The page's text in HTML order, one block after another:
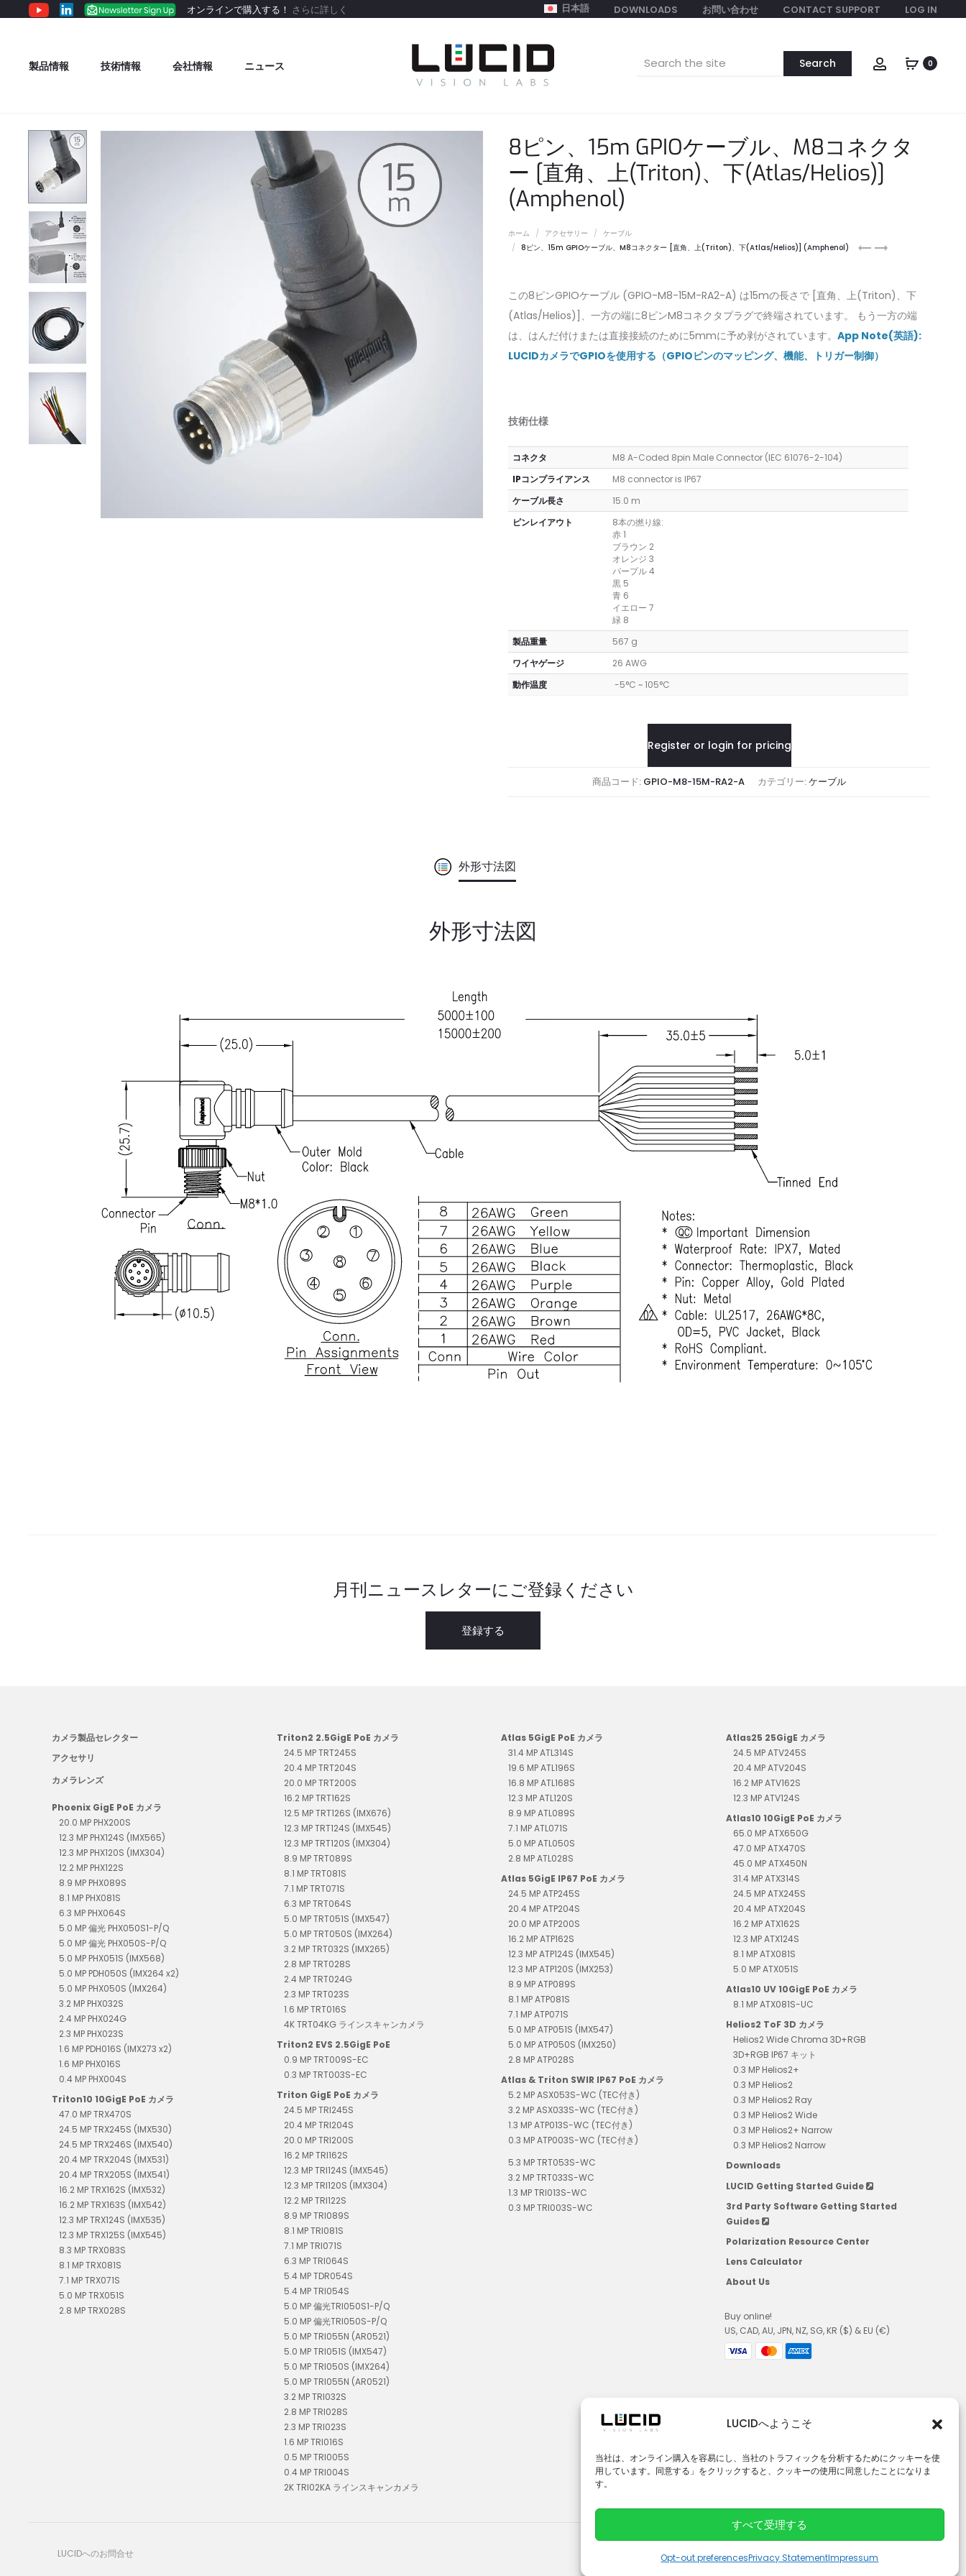
LUCIDへようこそ
当社は、オンライン購入を容易にし、当社のトラフィックを分析するためにクッキーを使
用しています。同意する」をクリックすると、クッキーの使用に同意したことになりま
す。
すべて受理する
Opt-out preferencesPrivacy StatementImpressum
オンラインで購入する！ さらに詳しく 日本語 DOWNLOADS お問い合わせ CONTACT SUPPORT LOG IN
製品情報 技術情報 会社情報 ニュース
Search
Account0
8ピン、15m GPIOケーブル、M8コネクタ
ー [直角、上(Triton)、下(Atlas/Helios)]
(Amphenol)
ホーム アクセサリー
ケーブル
8ピン、15m GPIOケーブル、M8コネクター [直角、上(Triton)、下(Atlas/Helios)] (Amphenol)
8
5.0m
GPIO
ケ
ー
ル、
ー
上]
2m,
ー
ル
ブ
ッ
加
折
この8ピンGPIOケーブル (GPIO-M8-15M-RA2-A) は15mの長さで [直角、上(Triton)、下
(Atlas/Helios)]、一方の端に8ピンM8コネクタプラグで終端されています。 もう一方の端
は、はんだ付けまたは直接接続のために5mmに予め剥がされています。App Note(英語):
LUCIDカメラでGPIOを使用する（GPIOピンのマッピング、機能、トリガー制御）
技術仕様
コネクタ
M8 A-Coded 8pin Male Connector (IEC 61076-2-104)
IPコンプライアンス
M8 connector is IP67
ケーブル長さ
15.0 m
ピンレイアウト
8本の撚り線:
赤 1
ブラウン 2
オレンジ 3
パープル 4
黒 5
青 6
イエロー 7
緑 8
製品重量
567 g
ワイヤゲージ
26 AWG
動作温度
-5°C ~ 105°C
Register or login for pricing
商品コード: GPIO-M8-15M-RA2-A カテゴリー:ケーブル
外形寸法図
外形寸法図
月刊ニュースレターにご登録ください
登録する
カメラ製品セレクター
アクセサリ
カメラレンズ
Phoenix GigE PoE カメラ
20.0 MP PHX200S
12.3 MP PHX124S (IMX565)
12.3 MP PHX120S (IMX304)
12.2 MP PHX122S
8.9 MP PHX089S
8.1 MP PHX081S
6.3 MP PHX064S
5.0 MP 偏光 PHX050S1-P/Q
5.0 MP 偏光 PHX050S-P/Q
5.0 MP PHX051S (IMX568)
5.0 MP PDH050S (IMX264 x2)
5.0 MP PHX050S (IMX264)
3.2 MP PHX032S
2.4 MP PHX024G
2.3 MP PHX023S
1.6 MP PDH016S (IMX273 x2)
1.6 MP PHX016S
0.4 MP PHX004S
Triton10 10GigE PoE カメラ
47.0 MP TRX470S
24.5 MP TRX245S (IMX530)
24.5 MP TRX246S (IMX540)
20.4 MP TRX204S (IMX531)
20.4 MP TRX205S (IMX541)
16.2 MP TRX162S (IMX532)
16.2 MP TRX163S (IMX542)
12.3 MP TRX124S (IMX535)
12.3 MP TRX125S (IMX545)
8.3 MP TRX083S
8.1 MP TRX081S
7.1 MP TRX071S
5.0 MP TRX051S
2.8 MP TRX028S
Triton2 2.5GigE PoE カメラ
24.5 MP TRT245S
20.4 MP TRT204S
20.0 MP TRT200S
16.2 MP TRT162S
12.5 MP TRT126S (IMX676)
12.3 MP TRT124S (IMX545)
12.3 MP TRT120S (IMX304)
8.9 MP TRT089S
8.1 MP TRT081S
7.1 MP TRT071S
6.3 MP TRT064S
5.0 MP TRT051S (IMX547)
5.0 MP TRT050S (IMX264)
3.2 MP TRT032S (IMX265)
2.8 MP TRT028S
2.4 MP TRT024G
2.3 MP TRT023S
1.6 MP TRT016S
4K TRT04KG ラインスキャンカメラ
Triton2 EVS 2.5GigE PoE
0.9 MP TRT009S-EC
0.3 MP TRT003S-EC
Triton GigE PoE カメラ
24.5 MP TRI245S
20.4 MP TRI204S
20.0 MP TRI200S
16.2 MP TRI162S
12.3 MP TRI124S (IMX545)
12.3 MP TRI120S (IMX304)
12.2 MP TRI122S
8.9 MP TRI089S
8.1 MP TRI081S
7.1 MP TRI071S
6.3 MP TRI064S
5.4 MP TDR054S
5.4 MP TRI054S
5.0 MP 偏光TRI050S1-P/Q
5.0 MP 偏光TRI050S-P/Q
5.0 MP TRI055N (AR0521)
5.0 MP TRI051S (IMX547)
5.0 MP TRI050S (IMX264)
5.0 MP TRI055N (AR0521)
3.2 MP TRI032S
2.8 MP TRI028S
2.3 MP TRI023S
1.6 MP TRI016S
0.5 MP TRI005S
0.4 MP TRI004S
2K TRI02KA ラインスキャンカメラ
Atlas 5GigE PoE カメラ
31.4 MP ATL314S
19.6 MP ATL196S
16.8 MP ATL168S
12.3 MP ATL120S
8.9 MP ATL089S
7.1 MP ATL071S
5.0 MP ATL050S
2.8 MP ATL028S
Atlas 5GigE IP67 PoE カメラ
24.5 MP ATP245S
20.4 MP ATP204S
20.0 MP ATP200S
16.2 MP ATP162S
12.3 MP ATP124S (IMX545)
12.3 MP ATP120S (IMX253)
8.9 MP ATP089S
8.1 MP ATP081S
7.1 MP ATP071S
5.0 MP ATP051S (IMX547)
5.0 MP ATP050S (IMX250)
2.8 MP ATP028S
Atlas & Triton SWIR IP67 PoE カメラ
5.2 MP ASX053S-WC (TEC付き)
3.2 MP ASX033S-WC (TEC付き)
1.3 MP ATP013S-WC (TEC付き)
0.3 MP ATP003S-WC (TEC付き)
5.3 MP TRT053S-WC
3.2 MP TRT033S-WC
1.3 MP TRI013S-WC
0.3 MP TRI003S-WC
Atlas25 25GigE カメラ
24.5 MP ATV245S
20.4 MP ATV204S
16.2 MP ATV162S
12.3 MP ATV124S
Atlas10 10GigE PoE カメラ
65.0 MP ATX650G
47.0 MP ATX470S
45.0 MP ATX450N
31.4 MP ATX314S
24.5 MP ATX245S
20.4 MP ATX204S
16.2 MP ATX162S
12.3 MP ATX124S
8.1 MP ATX081S
5.0 MP ATX051S
Atlas10 UV 10GigE PoE カメラ
8.1 MP ATX081S-UC
Helios2 ToF 3D カメラ
Helios2 Wide Chroma 3D+RGB
3D+RGB IP67 キット
0.3 MP Helios2+
0.3 MP Helios2
0.3 MP Helios2 Ray
0.3 MP Helios2 Wide
0.3 MP Helios2+ Narrow
0.3 MP Helios2 Narrow
Downloads
LUCID Getting Started Guide
3rd Party Software Getting Started
Guides
Polarization Resource Center
Lens Calculator
About Us
Buy online!
US, CAD, AU, JPN, NZ, SG, KR ($) & EU (€)
LUCIDへのお問合せ
L
i
Y
o
© 2026 LUCID Vision Labs Inc.